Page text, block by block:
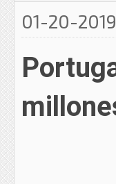
01-20-